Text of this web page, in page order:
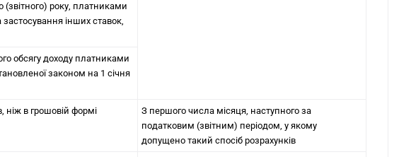
(звітного) року, платниками
застосування інших ставок,
обсягу доходу платниками
законом на 1 січня
ніж в грошовій формі
З першого числа місяця, наступного за
податковим (звітним) періодом, у якому
допущено такий спосіб розрахунків